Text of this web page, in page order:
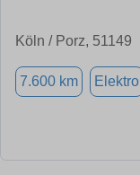
Köln / Porz, 51149
7.600 km Elektro